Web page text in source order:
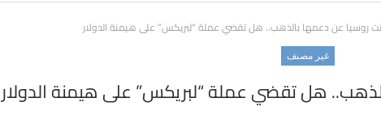
روسيا عن دعمها بالذهب.. هل تقضي عملة “لبريكس” على هيمنة الدولار
غير مصنف
هل تقضي عملة “لبريكس” على هيمنة الدولار